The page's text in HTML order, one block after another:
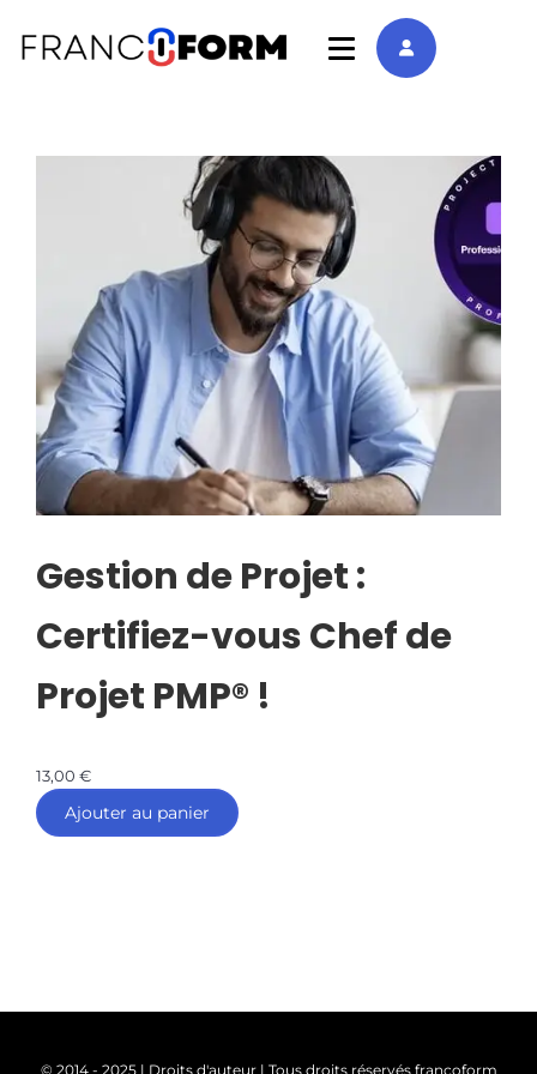
Gestion de Projet :
Certifiez-vous Chef de
Projet PMP® !
13,00 €
Ajouter au panier
© 2014 - 2025 | Droits d'auteur | Tous droits réservés francoform